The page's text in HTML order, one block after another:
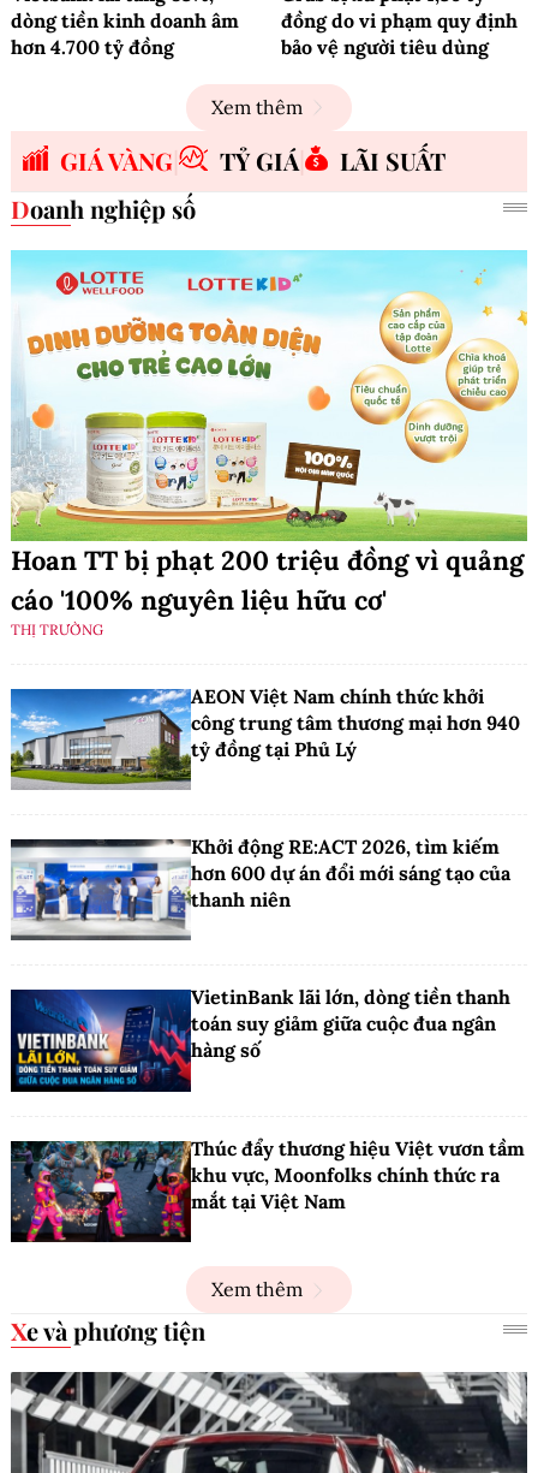
dòng tiền kinh doanh âm
hơn 4.700 tỷ đồng
đồng do vi phạm quy định
bảo vệ người tiêu dùng
Xem thêm
GIÁ VÀNG TỶ GIÁ
LÃI SUẤT
Doanh nghiệp số
Hoan TT bị phạt 200 triệu đồng vì quảng
cáo '100% nguyên liệu hữu cơ'
THỊ TRƯỜNG
AEON Việt Nam chính thức khởi
công trung tâm thương mại hơn 940
tỷ đồng tại Phủ Lý
Khởi động RE:ACT 2026, tìm kiếm
hơn 600 dự án đổi mới sáng tạo của
thanh niên
VietinBank lãi lớn, dòng tiền thanh
toán suy giảm giữa cuộc đua ngân
hàng số
Thúc đẩy thương hiệu Việt vươn tầm
khu vực, Moonfolks chính thức ra
mắt tại Việt Nam
Xem thêm
Xe và phương tiện